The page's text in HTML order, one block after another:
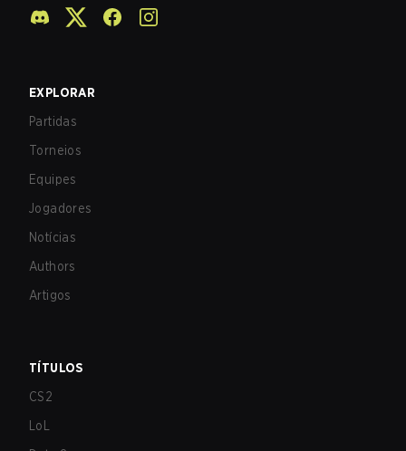
EXPLORAR
Partidas
Torneios
Equipes
Jogadores
Notícias
Authors
Artigos
TÍTULOS
CS2
LoL